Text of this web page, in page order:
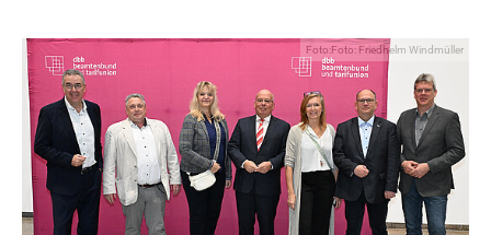
Foto:Foto: Friedhelm Windmüller